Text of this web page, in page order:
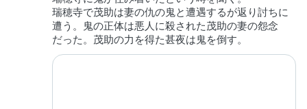
瑞穂寺で茂助は妻の仇の鬼と遭遇するが返り討ちに
遭う。鬼の正体は悪人に殺された茂助の妻の怨念
だった。茂助の力を得た甚夜は鬼を倒す。